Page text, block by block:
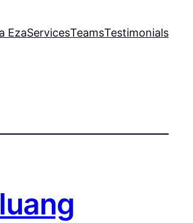
EzaServicesTeamsTestimonials